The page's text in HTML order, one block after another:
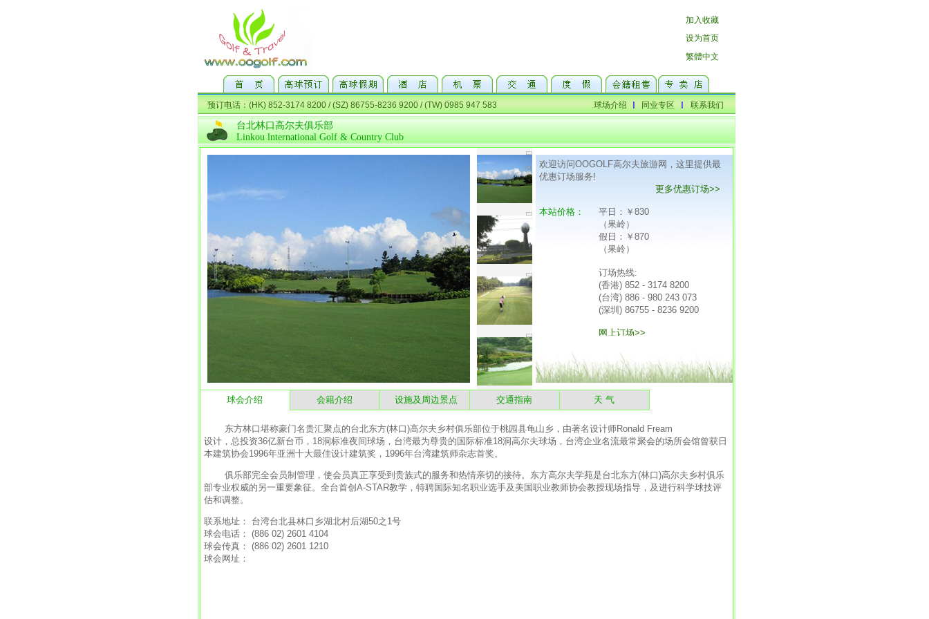
台北林口高尔夫俱乐部
Linkou lnternational Golf & Country Club
欢迎访问OOGOLF高尔夫旅游网，这里提供最
优惠订场服务!
更多优惠订场>>
本站价格：
平日：￥830
（果岭）
假日：￥870
（果岭）
球会介绍 会籍介绍 设施及周边景点 交通指南 天 气
东方林口堪称豪门名贵汇聚点的台北东方(林口)高尔夫乡村俱乐部位于桃园县龟山乡，由著名设计师Ronald Fream
设计，总投资36亿新台币，18洞标准夜间球场，台湾最为尊贵的国际标准18洞高尔夫球场，台湾企业名流最常聚会的场所会馆曾获日
本建筑协会1996年亚洲十大最佳设计建筑奖，1996年台湾建筑师杂志首奖。
俱乐部完全会员制管理，使会员真正享受到贵族式的服务和热情亲切的接待。东方高尔夫学苑是台北东方(林口)高尔夫乡村俱乐
部专业权威的另一重要象征。全台首创A-STAR教学，特聘国际知名职业选手及美国职业教师协会教授现场指导，及进行科学球技评
估和调整。
联系地址： 台湾台北县林口乡湖北村后湖50之1号
球会电话： (886 02) 2601 4104
球会传真： (886 02) 2601 1210
球会网址：